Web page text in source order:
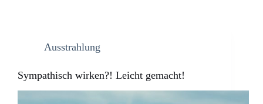
Ausstrahlung
Sympathisch wirken?! Leicht gemacht!